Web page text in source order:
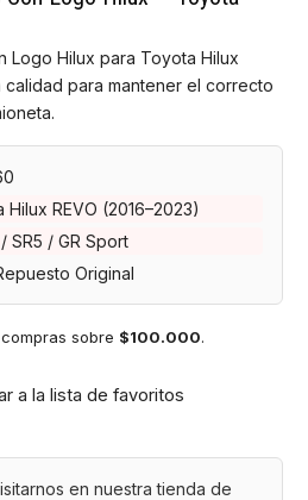
Logo Hilux para Toyota Hilux
para mantener el correcto
Hilux REVO (2016–2023)
SR5 / GR Sport
Original
sobre $100.000.
a la lista de favoritos
en nuestra tienda de